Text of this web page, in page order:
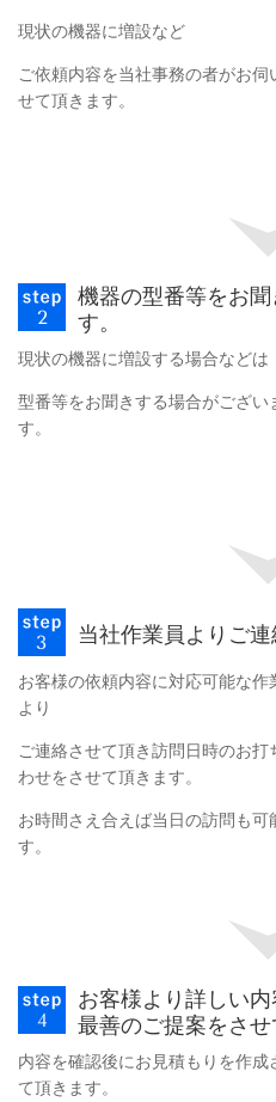
現状の機器に増設など
ご依頼内容を当社事務の者がお伺
せて頂きます。
機器の型番等をお
す。
現状の機器に増設する場合などは
型番等をお聞きする場合がござい
す。
当社作業員よりご連
お客様の依頼内容に対応可能な作
より
ご連絡させて頂き訪問日時のお打
わせをさせて頂きます。
お時間さえ合えば当日の訪問も可
す。
お客様より詳しい
最善のご提案をさせ
内容を確認後にお見積もりを作成
て頂きます。